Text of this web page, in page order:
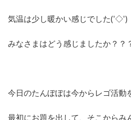
気温は少し暖かい感じでした('◇')ゞ
みなさまはどう感じましたか？？
今日のたんぽぽは今からレゴ活動
最初にお題を出して、そこからみ